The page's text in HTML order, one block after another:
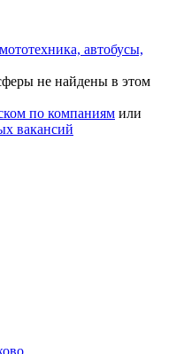
автобусы,
не найдены в этом
по компаниям или
вакансий